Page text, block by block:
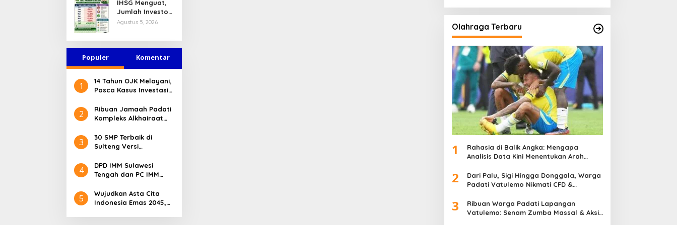
Jasa Keuangan
Tetap Terjaga
IHSG Menguat,
Jumlah Investor
Pasar Modal
Agustus 5, 2026
Populer Komentar
1
14 Tahun OJK Melayani,
Pasca Kasus Investasi
Sulteng Menilai Peran
OJK Sangat Penting
2
Ribuan Jamaah Padati
Kompleks Alkhairaat
Nasional dan Daerah
Hadir
3
30 SMP Terbaik di
Sulteng Versi
4
DPD IMM Sulawesi
Tengah dan PC IMM
Mantan Kapolresta
Palu
5
Wujudkan Asta Cita
Indonesia Emas 2045,
Olahraga Terbaru
1
Rahasia di Balik Angka: Mengapa
Analisis Data Kini Menentukan Arah
2
Dari Palu, Sigi Hingga Donggala, Warga
Padati Vatulemo Nikmati CFD &
3
Ribuan Warga Padati Lapangan
Vatulemo: Senam Zumba Massal & Aksi